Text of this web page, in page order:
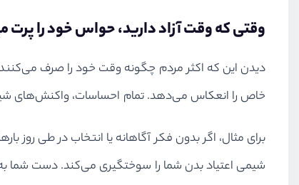
وقتی که وقت آزاد دارید، حواس خود را
دیدن این که اکثر مردم چگونه وقت خود را صرف
خاص را انعکاس می‌دهد. تمام احساسات، واکنش‌های
برای مثال، اگر بدون فکر آگاهانه یا انتخاب در طی
شیمی اعتیاد بدن شما را سوختگیری می‌کند. دست